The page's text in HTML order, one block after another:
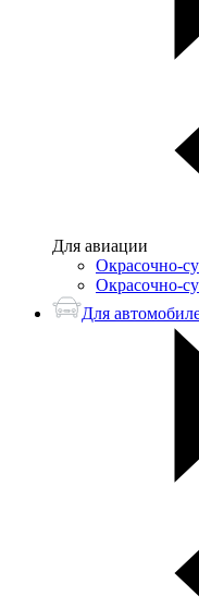
Для авиации
Окрасочно-
Окрасочно-
Для